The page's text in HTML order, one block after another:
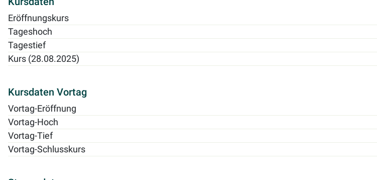
Eröffnungskurs
Tageshoch
Tagestief
Kurs (28.08.2025)
Kursdaten Vortag
Vortag-Eröffnung
Vortag-Hoch
Vortag-Tief
Vortag-Schlusskurs